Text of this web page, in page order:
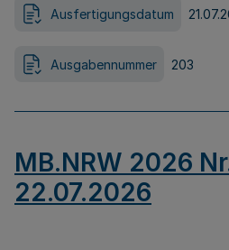
Ausfertigungsdatum
Ausgabennummer 203
MB.NRW 2026
22.07.2026